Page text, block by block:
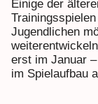
Einige der
Jugendlichen
erst im Januar
im Spielaufbau